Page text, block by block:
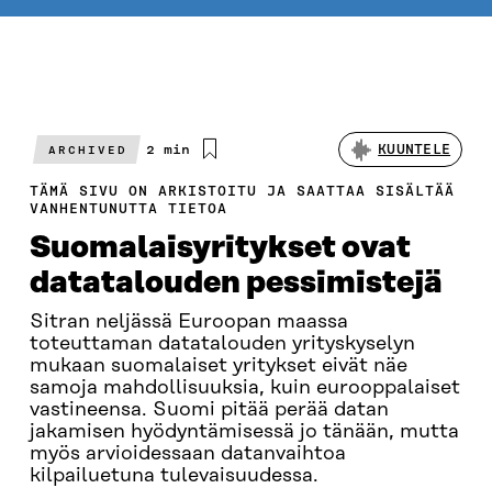
ARCHIVED
Arvioitu
2 min KUUNTELE
TÄMÄ SIVU ON ARKISTOITU JA SAATTAA SISÄLTÄÄ
VANHENTUNUTTA TIETOA
Suomalaisyritykset ovat
datatalouden pessimistejä
Sitran neljässä Euroopan maassa
toteuttaman datatalouden yrityskyselyn
mukaan suomalaiset yritykset eivät näe
samoja mahdollisuuksia, kuin eurooppalaiset
vastineensa. Suomi pitää perää datan
jakamisen hyödyntämisessä jo tänään, mutta
myös arvioidessaan datanvaihtoa
kilpailuetuna tulevaisuudessa.